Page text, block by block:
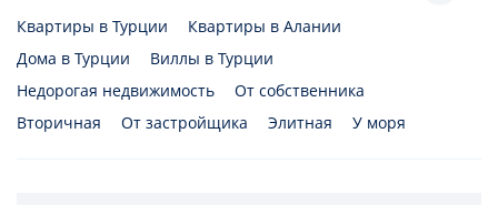
Квартиры в Турции
Квартиры в Алании
Дома в Турции
Виллы в Турции
Недорогая недвижимость
От собственника
Вторичная
От застройщика Элитная У моря